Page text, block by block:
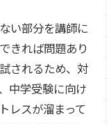
い部分を講師に
きれば問題あり
されるため、対
中学受験に向け
レスが溜まって